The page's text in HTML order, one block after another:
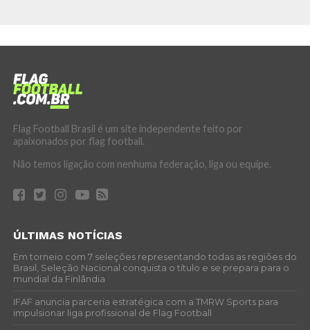
Flag Football Brasil é um site independente feito por
apaixonados por flag football.
Não temos ligação com nenhuma federação, liga ou equipe.
ÚLTIMAS NOTÍCIAS
Em torneio com 7 seleções representando todas as regiões do
Brasil, Seleção Nacional conquista o título e se prepara para o
mundial da Finlândia
IFAF anuncia parceria estratégica com a TMRW Sports para
impulsionar liga profissional de Flag Football